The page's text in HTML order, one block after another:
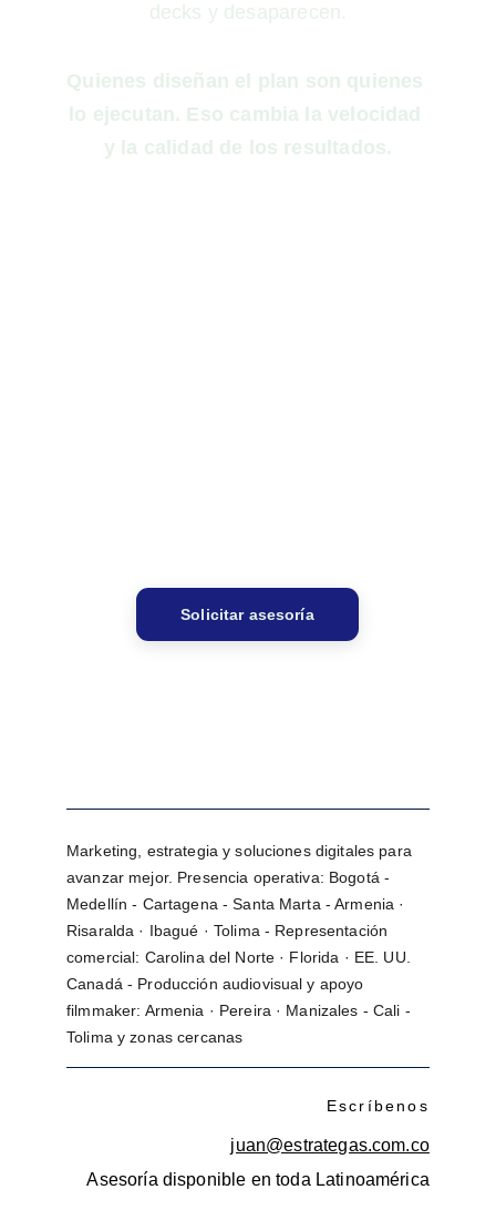
decks y desaparecen.
Quienes diseñan el plan son quienes
lo ejecutan. Eso cambia la velocidad
y la calidad de los resultados.
Solicitar asesoría
Marketing, estrategia y soluciones digitales para
avanzar mejor. Presencia operativa: Bogotá -
Medellín - Cartagena - Santa Marta - Armenia ·
Risaralda · Ibagué · Tolima - Representación
comercial: Carolina del Norte · Florida · EE. UU.
Canadá - Producción audiovisual y apoyo
filmmaker: Armenia · Pereira · Manizales - Cali -
Tolima y zonas cercanas
Escríbenos
juan@estrategas.com.co
Asesoría disponible en toda Latinoamérica